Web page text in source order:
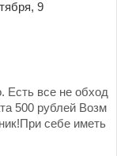
9
Есть все не обход
500 рублей Возм
себе иметь